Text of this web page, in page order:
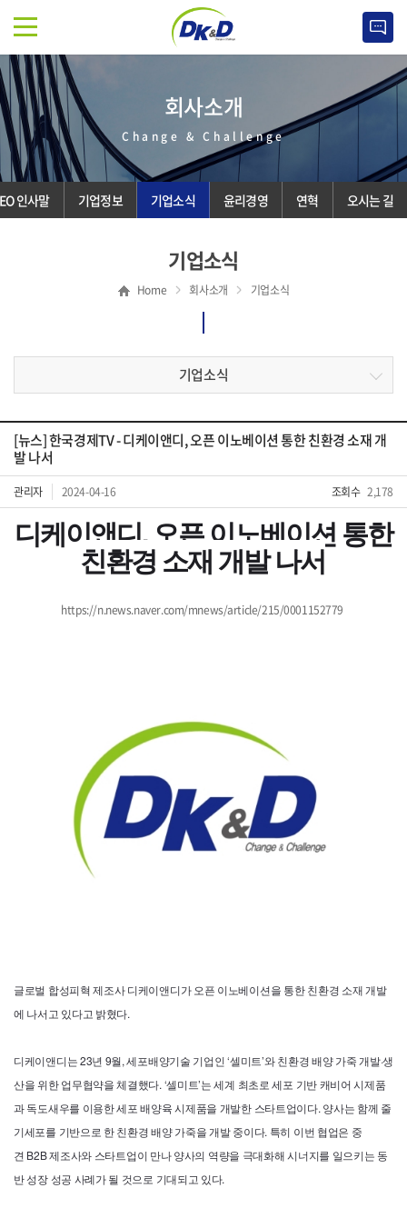
회사소개
Change & Challenge
인사말 기업정보 기업소식 윤리경영 연혁 오시는 길
기업소식
Home 회사소개 기업소식
기업소식
[뉴스] 한국경제TV - 디케이앤디, 오픈 이노베이션 통한 친환경 소재 개
발 나서
관리자 2024-04-16 조회수 2,178
디케이앤디, 오픈 이노베이션 통한
친환경 소재 개발 나서
https://n.news.naver.com/mnews/article/215/0001152779
글로벌 합성피혁 제조사 디케이앤디가 오픈 이노베이션을 통한 친환경 소재 개발
에 나서고 있다고 밝혔다.
디케이앤디는 23년 9월, 세포배양기술 기업인 ‘셀미트’와 친환경 배양 가죽 개발·생
산을 위한 업무협약을 체결했다. ‘셀미트’는 세계 최초로 세포 기반 캐비어 시제품
과 독도새우를 이용한 세포 배양육 시제품을 개발한 스타트업이다. 양사는 함께 줄
기세포를 기반으로 한 친환경 배양 가죽을 개발 중이다. 특히 이번 협업은 중
견 B2B제조사와 스타트업이 만나 양사의 역량을 극대화해 시너지를 일으키는 동
반 성장 성공 사례가 될 것으로 기대되고 있다.